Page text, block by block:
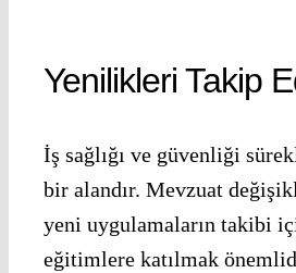
Yenilikleri Takip
İş sağlığı ve güvenliği
bir alandır. Mevzuat
yeni uygulamaların takibi
eğitimlere katılmak